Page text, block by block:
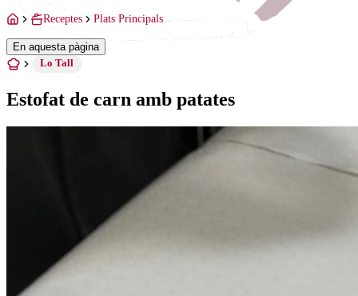
Receptes Plats Principals
En aquesta pàgina
Lo Tall
Estofat de carn amb patates